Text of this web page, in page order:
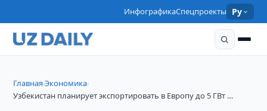
ИнфографикаСпецпроекты Ру
Главная›Экономика›
Узбекистан планирует экспортировать в Европу до 5 ГВт …